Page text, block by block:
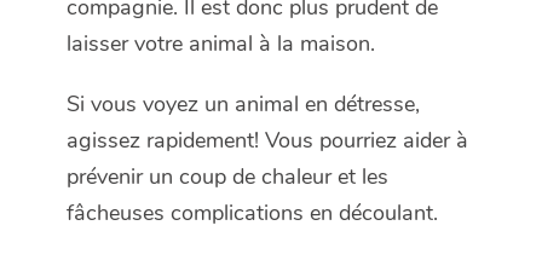
compagnie. Il est donc plus prudent de
laisser votre animal à la maison.
Si vous voyez un animal en détresse,
agissez rapidement! Vous pourriez aider à
prévenir un coup de chaleur et les
fâcheuses complications en découlant.